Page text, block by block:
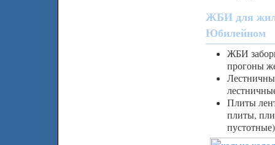
ЖБИ для
Юбилейном
ЖБИ
прогоны
Плиты
плиты,